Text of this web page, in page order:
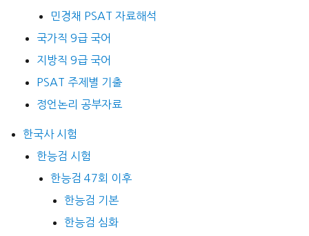
민경채 PSAT 자료해석
국가직 9급 국어
지방직 9급 국어
PSAT 주제별 기출
정언논리 공부자료
한국사 시험
한능검 시험
한능검 47회 이후
한능검 기본
한능검 심화